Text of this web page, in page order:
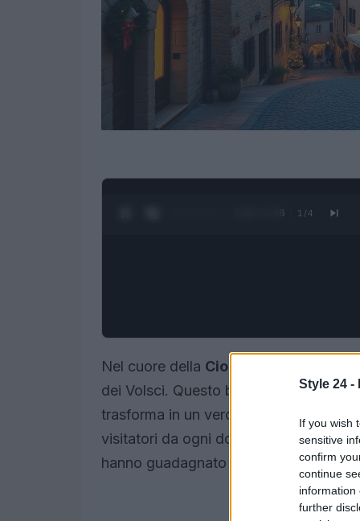
Style 24 -
If you wish
sensitive
confirm
continue
information
further
0:30 / 3:16 1 /4
Nel cuore della Ciociaria
dei Volsci. Questo borgo, con le sue
trasforma in un vero e propriopresepe
visitatori da ogni dove. Abbarbicato
hanno guadagnato il soprannome di